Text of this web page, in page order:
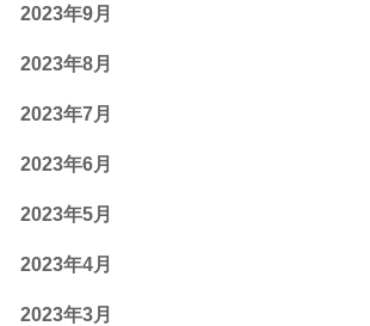
2023年9月
2023年8月
2023年7月
2023年6月
2023年5月
2023年4月
2023年3月